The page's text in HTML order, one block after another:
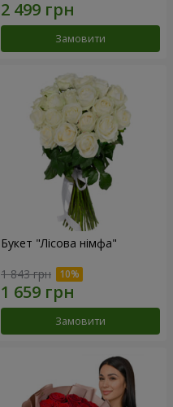
Замовити
Букет "Лісова німфа"
1 843 грн
Замовити